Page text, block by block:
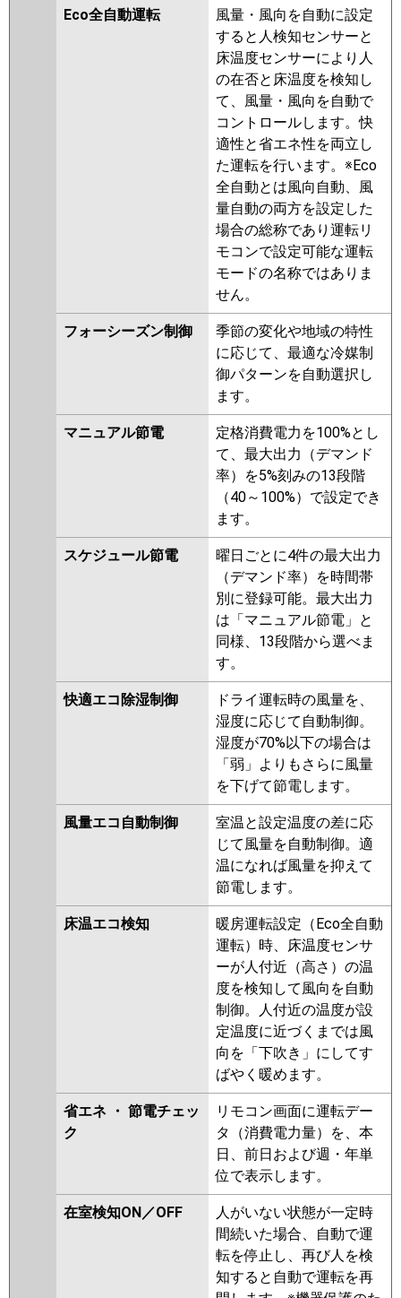
三菱電機 PCZ-ERMP40KL5 PCZ-
ERMP40K5 PCZ-ERMP40KL4
PCZ-ERMP40K4 PCZ-ERMP40K3
PCZ-ERMP40KL3 PCZ-
ERMP40K2
PCZ-ERMP40KL2
PCZ-ERMP40KZ
PCZ-
ERMP40KLZ PCZ-ERMP40KY
PCZ-ERMP40KLY PCZ-ERMP40KV
PCZ-ERMP40KLV PCZ-
ERMP40KR PCZ-ERMP40KLR
RPC-GP40RSH9 RPC-GP40RSH8
RPC-GP40RSH7
RPC-GP40RSH6
RPC-GP40RSH5
RPC-GP40RSH4
RPC-GP40RSH3
三菱重工 FDEV405HA5SA FDEV405H5SA
FDEV405H5S
PA-P40T7HNBX
PA-P40T7HNB PA-P40T7H PA-
P40T7HN PA-P40T6CB PA-
P40T6CNB PA-P40T6HB
PA-
P40T6HNB PA-P40T6HN1 PA-
Eco全自動運転
風量・風向を自動に設定
すると人検知センサーと
床温度センサーにより人
の在否と床温度を検知し
て、風量・風向を自動で
コントロールします。快
適性と省エネ性を両立し
た運転を行います。※Eco
全自動とは風向自動、風
量自動の両方を設定した
場合の総称であり運転リ
モコンで設定可能な運転
モードの名称ではありま
せん。
フォーシーズン制御
季節の変化や地域の特性
に応じて、最適な冷媒制
御パターンを自動選択し
ます。
マニュアル節電
定格消費電力を100%とし
て、最大出力（デマンド
率）を5%刻みの13段階
（40～100%）で設定でき
ます。
スケジュール節電
曜日ごとに4件の最大出力
（デマンド率）を時間帯
別に登録可能。最大出力
は「マニュアル節電」と
同様、13段階から選べま
す。
快適エコ除湿制御
ドライ運転時の風量を、
湿度に応じて自動制御。
湿度が70%以下の場合は
「弱」よりもさらに風量
を下げて節電します。
風量エコ自動制御
室温と設定温度の差に応
じて風量を自動制御。適
温になれば風量を抑えて
節電します。
床温エコ検知
暖房運転設定（Eco全自動
運転）時、床温度センサ
ーが人付近（高さ）の温
度を検知して風向を自動
制御。人付近の温度が設
定温度に近づくまでは風
向を「下吹き」にしてす
ばやく暖めます。
省エネ ・ 節電チェッ
ク
リモコン画面に運転デー
タ（消費電力量）を、本
日、前日および週・年単
位で表示します。
在室検知ON／OFF
人がいない状態が一定時
間続いた場合、自動で運
転を停止し、再び人を検
知すると自動で運転を再